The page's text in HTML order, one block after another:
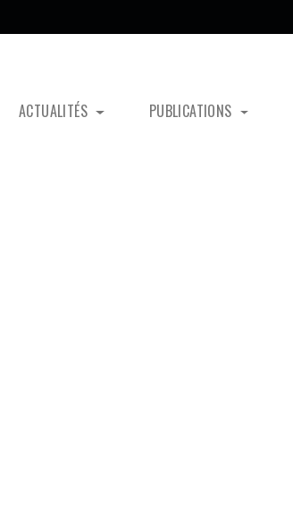
ACTUALITÉS PUBLICATIONS